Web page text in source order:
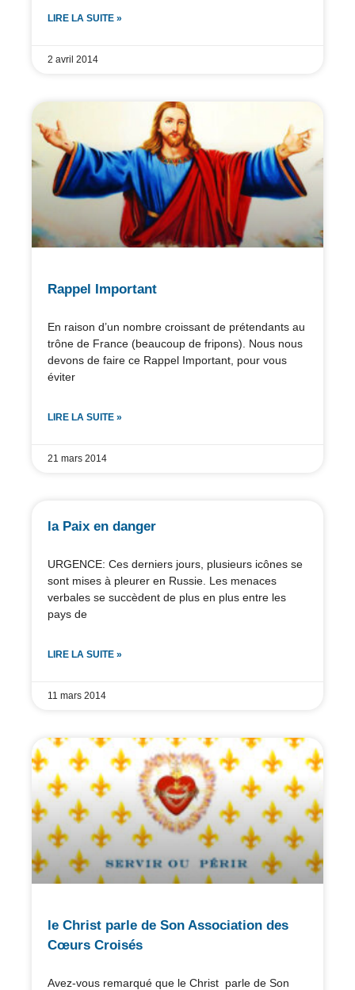
LIRE LA SUITE »
2 avril 2014
Rappel Important
En raison d’un nombre croissant de prétendants au
trône de France (beaucoup de fripons). Nous nous
devons de faire ce Rappel Important, pour vous
éviter
LIRE LA SUITE »
21 mars 2014
la Paix en danger
URGENCE: Ces derniers jours, plusieurs icônes se
sont mises à pleurer en Russie. Les menaces
verbales se succèdent de plus en plus entre les
pays de
LIRE LA SUITE »
11 mars 2014
le Christ parle de Son Association des
Cœurs Croisés
Avez-vous remarqué que le Christ parle de Son